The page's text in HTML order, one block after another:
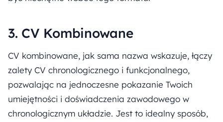
3. CV Kombinowane
CV kombinowane, jak sama nazwa wskazuje, łączy
zalety CV chronologicznego i funkcjonalnego,
pozwalając na jednoczesne pokazanie Twoich
umiejętności i doświadczenia zawodowego w
chronologicznym układzie. Jest to idealny sposób,